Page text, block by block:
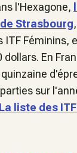
l'Hexagone,
Strasbourg
ITF Féminins,
dollars. En
sur
La liste des